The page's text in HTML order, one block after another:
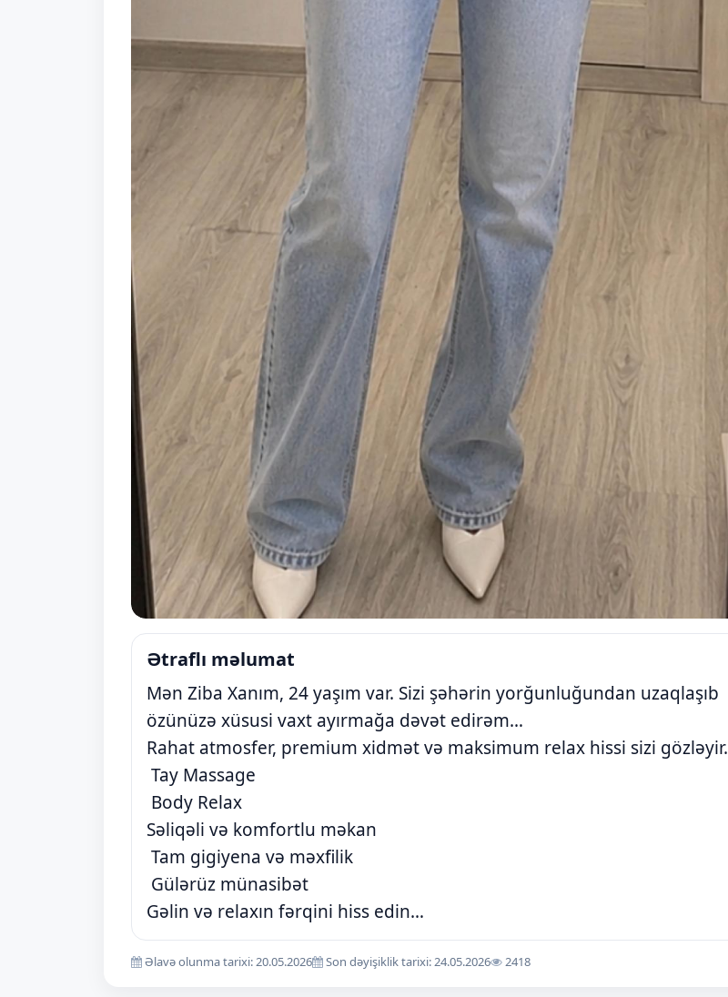
Ətraflı məlumat
Mən Ziba Xanım, 24 yaşım var. Sizi şəhərin yorğunluğundan uzaqlaşıb
özünüzə xüsusi vaxt ayırmağa dəvət edirəm…
Rahat atmosfer, premium xidmət və maksimum relax hissi sizi gözləyir.
Tay Massage
Body Relax
Səliqəli və komfortlu məkan
Tam gigiyena və məxfilik
Gülərüz münasibət
Gəlin və relaxın fərqini hiss edin…
Əlavə olunma tarixi: 20.05.2026 Son dəyişiklik tarixi: 24.05.2026 2418